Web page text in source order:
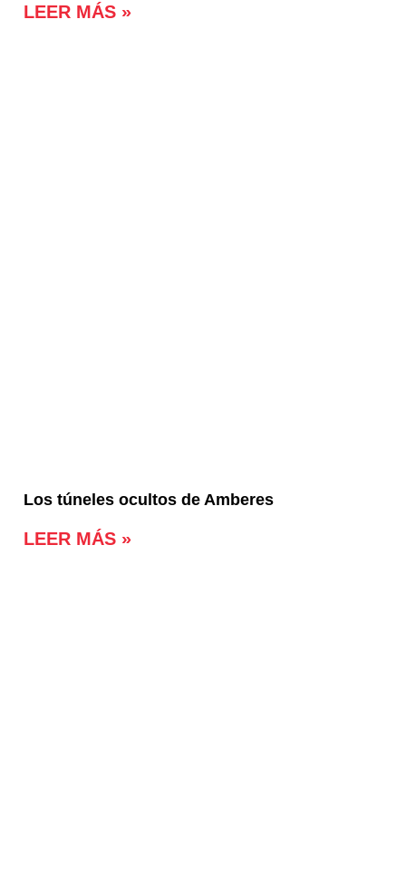
LEER MÁS »
Los túneles ocultos de Amberes
LEER MÁS »